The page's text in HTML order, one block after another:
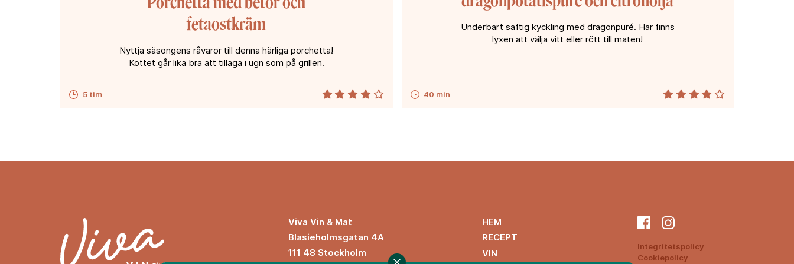
5 tim
fetaostkräm
Nyttja säsongens råvaror till denna härliga porchetta!
Köttet går lika bra att tillaga i ugn som på grillen.
40 min
Underbart saftig kyckling med dragonpuré. Här finns
lyxen att välja vitt eller rött till maten!
Viva Vin & Mat
Blasieholmsgatan 4A
111 48 Stockholm
HEM
RECEPT
VIN
Integritetspolicy
Cookiepolicy